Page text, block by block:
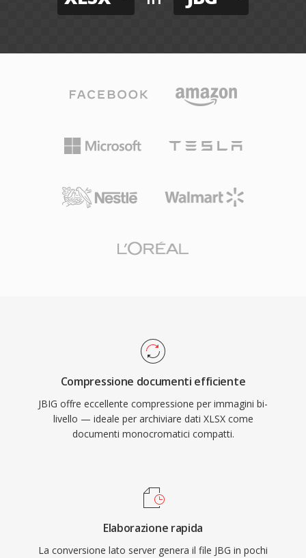
Compressione documenti efficiente
JBIG offre eccellente compressione per immagini bi-
livello — ideale per archiviare dati XLSX come
documenti monocromatici compatti.
Elaborazione rapida
La conversione lato server genera il file JBG in pochi